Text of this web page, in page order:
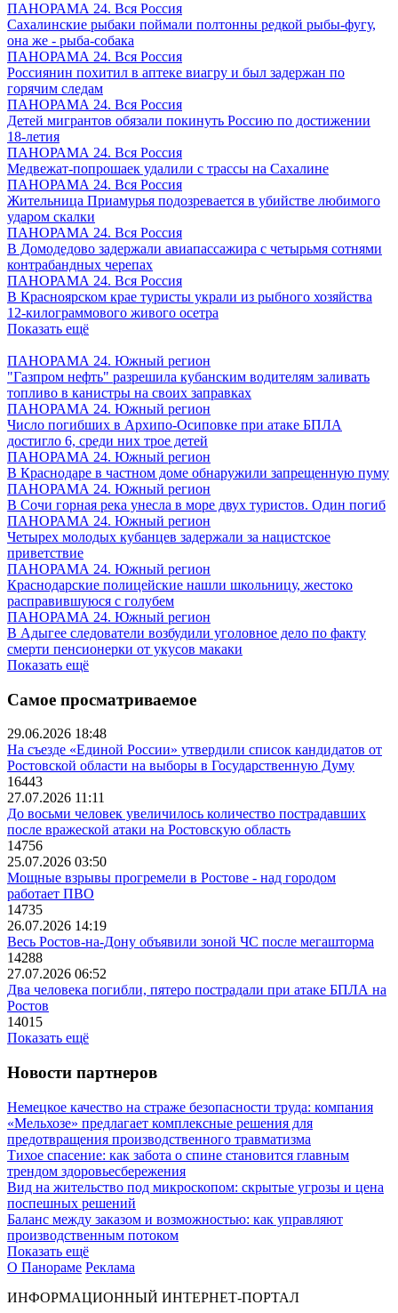
ПАНОРАМА 24. Вся Россия
Сахалинские рыбаки поймали полтонны редкой рыбы-фугу,
она же - рыба-собака
ПАНОРАМА 24. Вся Россия
Россиянин похитил в аптеке виагру и был задержан по
горячим следам
ПАНОРАМА 24. Вся Россия
Детей мигрантов обязали покинуть Россию по достижении
18-летия
ПАНОРАМА 24. Вся Россия
Медвежат-попрошаек удалили с трассы на Сахалине
ПАНОРАМА 24. Вся Россия
Жительница Приамурья подозревается в убийстве любимого
ударом скалки
ПАНОРАМА 24. Вся Россия
В Домодедово задержали авиапассажира с четырьмя сотнями
контрабандных черепах
ПАНОРАМА 24. Вся Россия
В Красноярском крае туристы украли из рыбного хозяйства
12-килограммового живого осетра
Показать ещё
ПАНОРАМА 24. Южный регион
"Газпром нефть" разрешила кубанским водителям заливать
топливо в канистры на своих заправках
ПАНОРАМА 24. Южный регион
Число погибших в Архипо-Осиповке при атаке БПЛА
достигло 6, среди них трое детей
ПАНОРАМА 24. Южный регион
В Краснодаре в частном доме обнаружили запрещенную пуму
ПАНОРАМА 24. Южный регион
В Сочи горная река унесла в море двух туристов. Один погиб
ПАНОРАМА 24. Южный регион
Четырех молодых кубанцев задержали за нацистское
приветствие
ПАНОРАМА 24. Южный регион
Краснодарские полицейские нашли школьницу, жестоко
расправившуюся с голубем
ПАНОРАМА 24. Южный регион
В Адыгее следователи возбудили уголовное дело по факту
смерти пенсионерки от укусов макаки
Показать ещё
Самое просматриваемое
29.06.2026 18:48
На съезде «Единой России» утвердили список кандидатов от
Ростовской области на выборы в Государственную Думу
16443
27.07.2026 11:11
До восьми человек увеличилось количество пострадавших
после вражеской атаки на Ростовскую область
14756
25.07.2026 03:50
Мощные взрывы прогремели в Ростове - над городом
работает ПВО
14735
26.07.2026 14:19
Весь Ростов-на-Дону объявили зоной ЧС после мегашторма
14288
27.07.2026 06:52
Два человека погибли, пятеро пострадали при атаке БПЛА на
Ростов
14015
Показать ещё
Новости партнеров
Немецкое качество на страже безопасности труда: компания
«Мельхозе» предлагает комплексные решения для
предотвращения производственного травматизма
Тихое спасение: как забота о спине становится главным
трендом здоровьесбережения
Вид на жительство под микроскопом: скрытые угрозы и цена
поспешных решений
Баланс между заказом и возможностью: как управляют
производственным потоком
Показать ещё
О Панораме Реклама
ИНФОРМАЦИОННЫЙ ИНТЕРНЕТ-ПОРТАЛ